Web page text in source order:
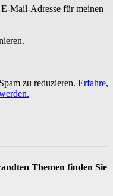
Mail-Adresse für meinen
zu reduzieren. Erfahre,
Themen finden Sie